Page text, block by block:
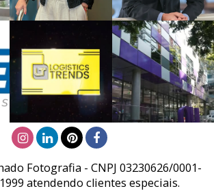
Fotografia - CNPJ 03230626/0001-
atendendo clientes especiais.